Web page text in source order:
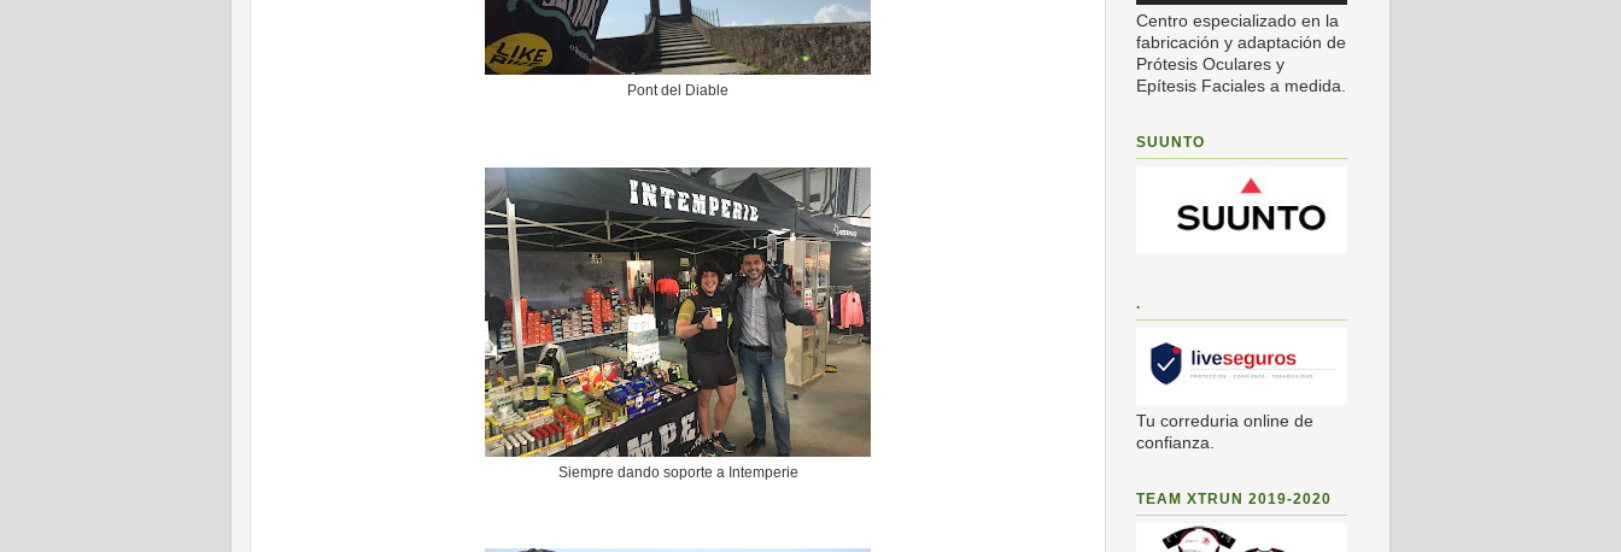
Pont del Diable
Siempre dando soporte a Intemperie
Centro especializado en la
fabricación y adaptación de
Prótesis Oculares y
Epítesis Faciales a medida.
SUUNTO
.
Tu correduria online de
confianza.
TEAM XTRUN 2019-2020